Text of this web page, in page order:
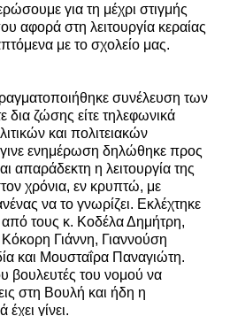
για τη μέχρι στιγμής
αφορά στη λειτουργία κεραίας
με το σχολείο μας.
συνέλευση των
δια ζώσης είτε τηλεφωνικά
και πολιτειακών
ενημέρωση δηλώθηκε προς
απαράδεκτη η λειτουργία της
χρόνια, εν κρυπτώ, με
να το γνωρίζει. Εκλέχτηκε
από τους κ. Κοδέλα Δημήτρη,
Γιάννη, Γιαννούση
και Μουσταΐρα Παναγιώτη.
βουλευτές του νομού να
στη Βουλή και ήδη η
γίνει.